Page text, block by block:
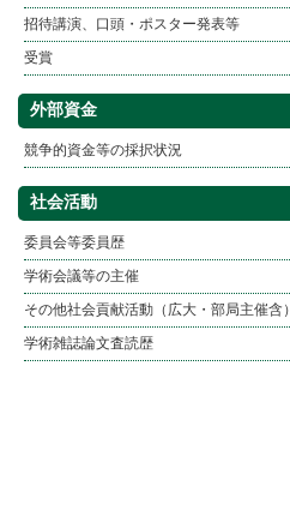
招待講演、口頭・ポスター発表等
受賞
外部資金
競争的資金等の採択状況
社会活動
委員会等委員歴
学術会議等の主催
その他社会貢献活動（広大・部局主催含）
学術雑誌論文査読歴